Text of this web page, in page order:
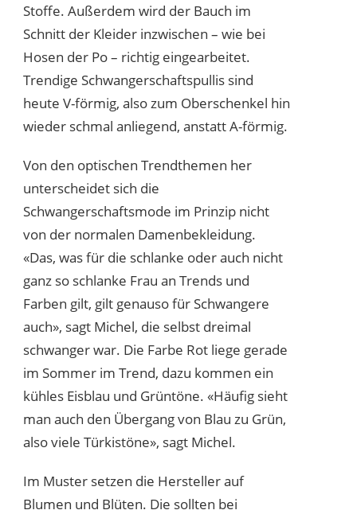
Stoffe. Außerdem wird der Bauch im
Schnitt der Kleider inzwischen – wie bei
Hosen der Po – richtig eingearbeitet.
Trendige Schwangerschaftspullis sind
heute V-förmig, also zum Oberschenkel hin
wieder schmal anliegend, anstatt A-förmig.
Von den optischen Trendthemen her
unterscheidet sich die
Schwangerschaftsmode im Prinzip nicht
von der normalen Damenbekleidung.
«Das, was für die schlanke oder auch nicht
ganz so schlanke Frau an Trends und
Farben gilt, gilt genauso für Schwangere
auch», sagt Michel, die selbst dreimal
schwanger war. Die Farbe Rot liege gerade
im Sommer im Trend, dazu kommen ein
kühles Eisblau und Grüntöne. «Häufig sieht
man auch den Übergang von Blau zu Grün,
also viele Türkistöne», sagt Michel.
Im Muster setzen die Hersteller auf
Blumen und Blüten. Die sollten bei